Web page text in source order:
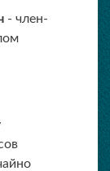
- член-